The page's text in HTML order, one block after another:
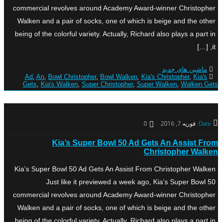
commercial revolves around Academy Award-winner Christopher
Walken and a pair of socks, one of which is beige and the other
being of the colorful variety. Actually, Richard also plays a part in
it, […]
ماشین های جدید
Ad, An, Bowl Christopher, Bowl Walken, Kia's Christopher, Kia's
Gets, Kia's Walken, Super Christopher, Super Walken, Walken Gets
Date: فوریه 7, 2016 0
Kia’s Super Bowl 50 Ad Gets An Assist From
Christopher Walken
Kia’s Super Bowl 50 Ad Gets An Assist From Christopher Walken
Just like it previewed a week ago, Kia’s Super Bowl 50
commercial revolves around Academy Award-winner Christopher
Walken and a pair of socks, one of which is beige and the other